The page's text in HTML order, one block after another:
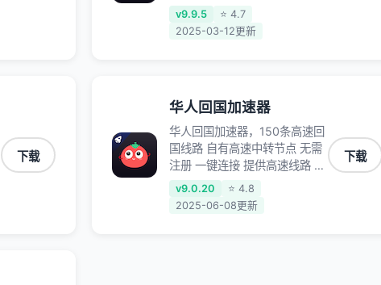
和留学生打造，帮助海外华人免
除地域限制，随时高速稳定低延
v9.9.5
⭐ 4.7
2025-03-12更新
下载
华人回国加速器
华人回国加速器，150条高速回
国线路 自有高速中转节点 无需
注册 一键连接 提供高速线路 应
用内直达视频音乐app,快人一
步 应用模式 App互不干扰 不间
v9.0.20
⭐ 4.8
2025-06-08更新
下载